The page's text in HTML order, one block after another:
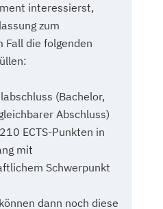
interessierst,
zum
Fall die folgenden
(Bachelor,
Abschluss)
ECTS-Punkten in
mit
Schwerpunkt
dann noch diese